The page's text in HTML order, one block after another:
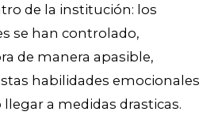
de la institución: los
se han controlado,
de manera apasible,
habilidades emocionales
llegar a medidas drasticas.